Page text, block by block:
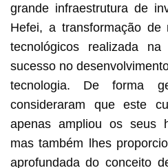
grande infraestrutura de
Hefei, a transformação de
tecnológicos realizada
sucesso no
tecnologia. De forma
consideraram que este
apenas ampliou os seus
mas também lhes
aprofundada do conceito